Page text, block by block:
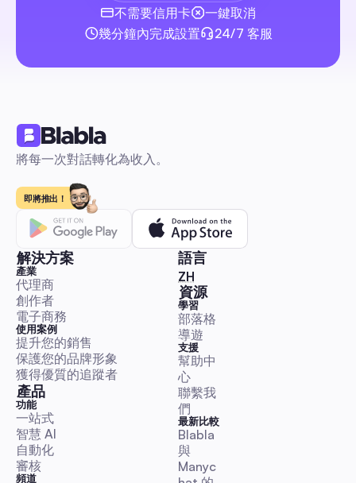
不需要信用卡
一鍵取消
幾分鐘內完成設置
24/7 客服
將每一次對話轉化為收入。
即將推出！
解決方案
產業
代理商
創作者
電子商務
使用案例
提升您的銷售
保護您的品牌形象
獲得優質的追蹤者
產品
功能
一站式
智慧 AI
自動化
審核
頻道
資源
學習
部落格
導遊
支援
幫助中
心
聯繫我
們
最新比較
Blabla
與
Manyc
語言
ZH